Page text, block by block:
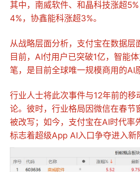
其中，南威软件、和晶科技涨超
4%，协鑫能科涨超3%。
从战略层面分析，支付宝在数据层
目前，AI付用户已突破1亿，智能
笔，是目前全球唯一规模商用的AI
行业人士将此次事件与12年前的移
论。彼时，行业格局因微信在春节
被改写；如今，支付宝在AI时代率
标志着超级App AI入口争夺进入新